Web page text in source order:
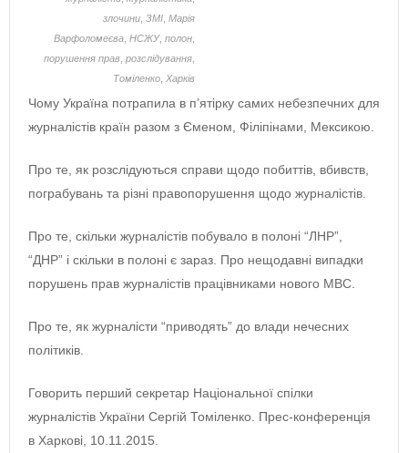
злочини ЗМІ Марія
Варфоломеєва НСЖУ, полон
порушення прав розслідування
Томіленко Харків
Чому Україна потрапила в п’ятірку самих небезпечних для
журналістів країн разом з Єменом, Філіпінами, Мексикою.
Про те, як розслідуються справи щодо побиттів, вбивств,
пограбувань та різні правопорушення щодо журналістів.
Про те, скільки журналістів побувало в полоні “ЛНР”,
“ДНР” і скільки в полоні є зараз. Про нещодавні випадки
порушень прав журналістів працівниками нового МВС.
Про те, як журналісти “приводять” до влади нечесних
політиків.
Говорить перший секретар Національної спілки
журналістів України Сергій Томіленко. Прес-конференція
в Харкові, 10.11.2015.